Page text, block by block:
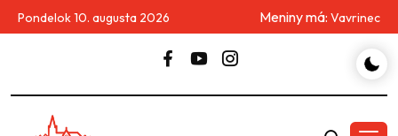
Pondelok 10. augusta 2026 Meniny má: Vavrinec